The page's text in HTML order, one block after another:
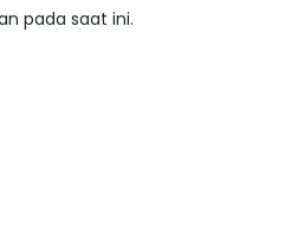
pada saat ini.